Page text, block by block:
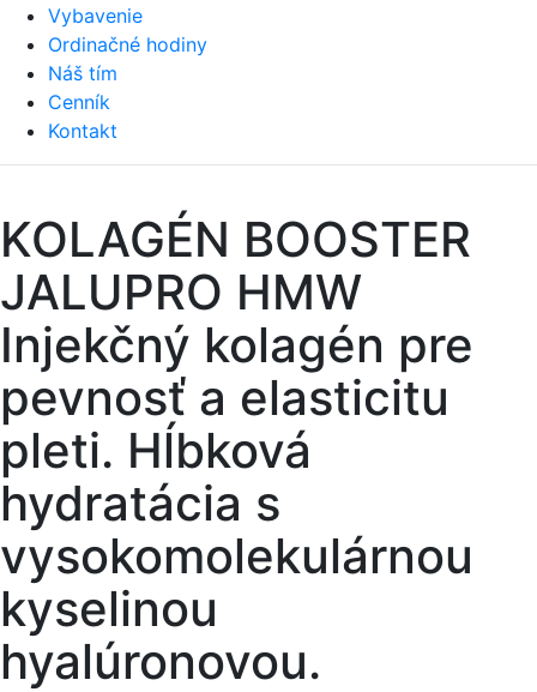
Vybavenie
Ordinačné hodiny
Náš tím
Cenník
Kontakt
KOLAGÉN BOOSTER
JALUPRO HMW
Injekčný kolagén pre
pevnosť a elasticitu
pleti. Hĺbková
hydratácia s
vysokomolekulárnou
kyselinou
hyalúronovou.